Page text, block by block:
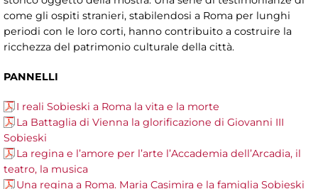
come gli ospiti stranieri, stabilendosi a Roma per lunghi
periodi con le loro corti, hanno contribuito a costruire la
ricchezza del patrimonio culturale della città.
PANNELLI
I reali Sobieski a Roma la vita e la morte
La Battaglia di Vienna la glorificazione di Giovanni III
Sobieski
La regina e l’amore per l’arte l’Accademia dell’Arcadia, il
teatro, la musica
Una regina a Roma. Maria Casimira e la famiglia Sobieski